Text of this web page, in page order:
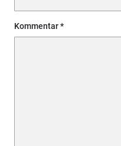
Kommentar